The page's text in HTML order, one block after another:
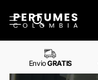
EnvioGRATIS